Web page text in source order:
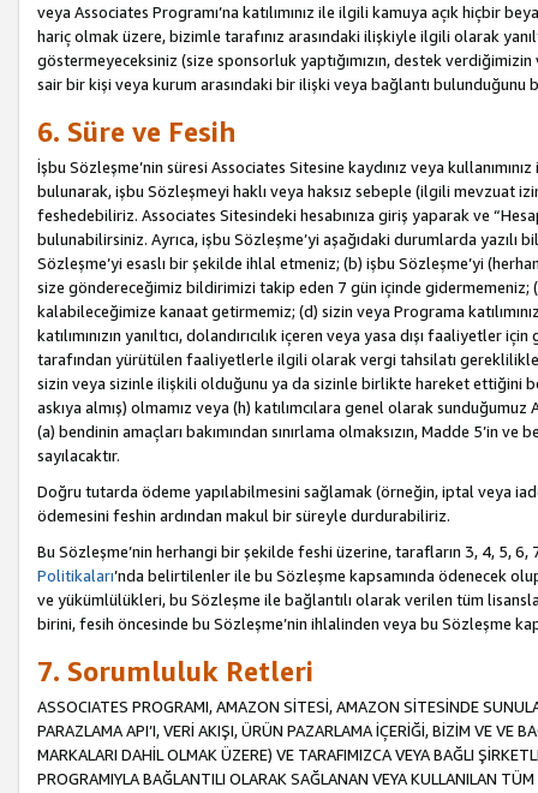
veya Associates Programı’na katılımınız ile ilgili kamuya açık hiçbir
hariç olmak üzere, bizimle tarafınız arasındaki ilişkiyle ilgili olarak
göstermeyeceksiniz (size sponsorluk yaptığımızın, destek
sair bir kişi veya kurum arasındaki bir ilişki veya bağlantı bulunduğunu
6. Süre ve Fesih
İşbu Sözleşme’nin süresi Associates Sitesine kaydınız veya
bulunarak, işbu Sözleşmeyi haklı veya haksız sebeple (ilgili mevzuat
feshedebiliriz. Associates Sitesindeki hesabınıza giriş yaparak ve
bulunabilirsiniz. Ayrıca, işbu Sözleşme’yi aşağıdaki durumlarda yazılı
Sözleşme’yi esaslı bir şekilde ihlal etmeniz; (b) işbu Sözleşme’yi
size göndereceğimiz bildirimizi takip eden 7 gün içinde gidermemeniz;
kalabileceğimize kanaat getirmemiz; (d) sizin veya Programa
katılımınızın yanıltıcı, dolandırıcılık içeren veya yasa dışı
tarafından yürütülen faaliyetlerle ilgili olarak vergi tahsilatı
sizin veya sizinle ilişkili olduğunu ya da sizinle birlikte hareket ettiğini
askıya almış) olmamız veya (h) katılımcılara genel olarak
(a) bendinin amaçları bakımından sınırlama olmaksızın, Madde 5’in
sayılacaktır.
Doğru tutarda ödeme yapılabilmesini sağlamak (örneğin, iptal veya
ödemesini feshin ardından makul bir süreyle durdurabiliriz.
Bu Sözleşme’nin herhangi bir şekilde feshi üzerine, tarafların 3, 4, 5,
Politikaları’nda belirtilenler ile bu Sözleşme kapsamında ödenecek
ve yükümlülükleri, bu Sözleşme ile bağlantılı olarak verilen tüm
birini, fesih öncesinde bu Sözleşme’nin ihlalinden veya bu Sözleşme
7. Sorumluluk Retleri
ASSOCIATES PROGRAMI, AMAZON SİTESİ, AMAZON SİTESİNDE
PARAZLAMA API’I, VERİ AKIŞI, ÜRÜN PAZARLAMA İÇERİĞİ, BİZİM VE VE
MARKALARI DAHİL OLMAK ÜZERE) VE TARAFIMIZCA VEYA BAĞLI
PROGRAMIYLA BAĞLANTILI OLARAK SAĞLANAN VEYA KULLANILAN